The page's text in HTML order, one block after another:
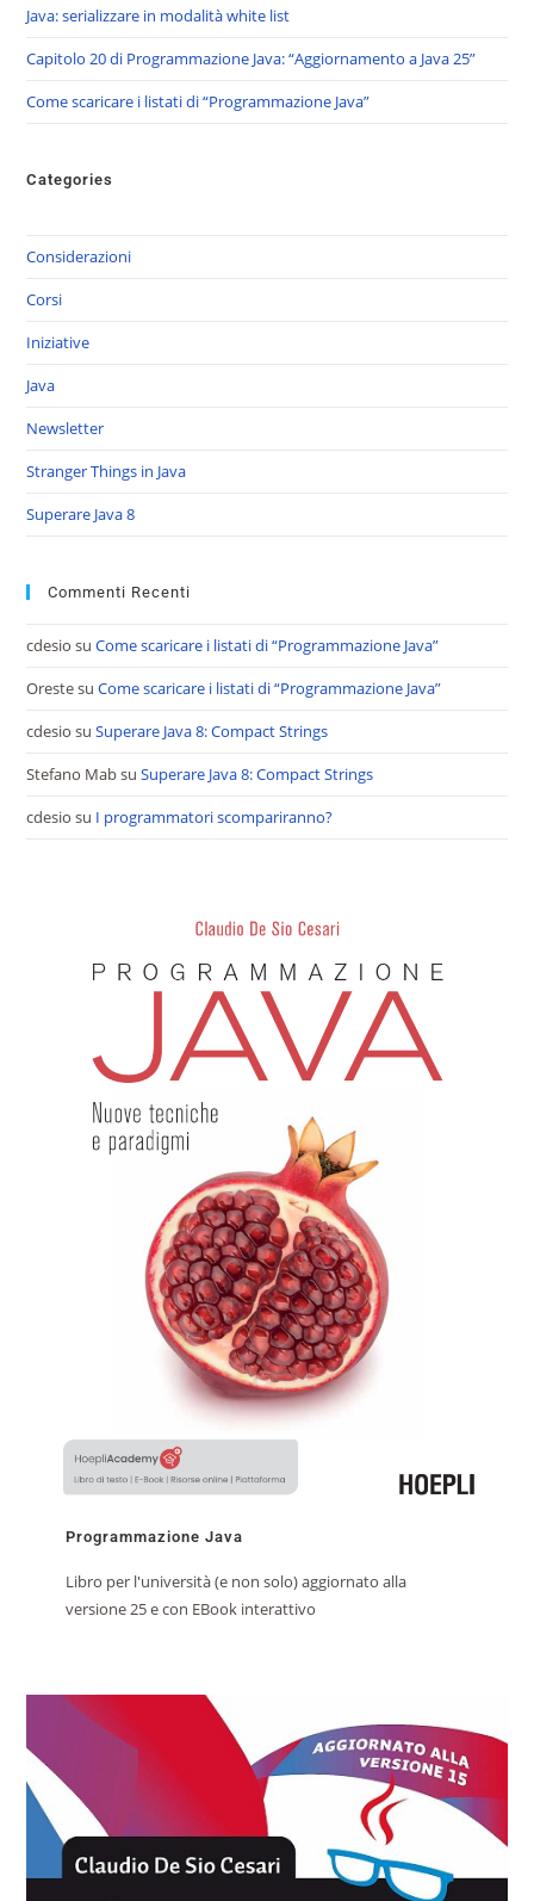
Java: serializzare in modalità white list
Capitolo 20 di Programmazione Java: “Aggiornamento a Java 25”
Come scaricare i listati di “Programmazione Java”
Categories
Considerazioni
Corsi
Iniziative
Java
Newsletter
Stranger Things in Java
Superare Java 8
Commenti Recenti
cdesio suCome scaricare i listati di “Programmazione Java”
OrestesuCome scaricare i listati di “Programmazione Java”
cdesio suSuperare Java 8: Compact Strings
Stefano MabsuSuperare Java 8: Compact Strings
cdesio su I programmatori scompariranno?
Programmazione Java
Libro per l'università (e non solo) aggiornato alla
versione 25 e con EBook interattivo